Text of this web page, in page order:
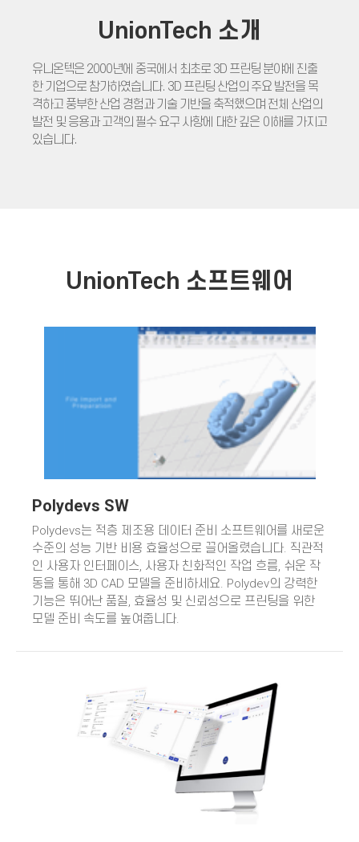
UnionTech 소개
유니온텍은 2000년에 중국에서 최초로 3D 프린팅 분야에 진출
한 기업으로 참가하였습니다. 3D 프린팅 산업의 주요 발전을 목
격하고 풍부한 산업 경험과 기술 기반을 축적했으며 전체 산업의
발전 및 응용과 고객의 필수 요구 사항에 대한 깊은 이해를 가지고
있습니다.
UnionTech 소프트웨어
Polydevs SW
Polydevs는 적층 제조용 데이터 준비 소프트웨어를 새로운
수준의 성능 기반 비용 효율성으로 끌어올렸습니다. 직관적
인 사용자 인터페이스, 사용자 친화적인 작업 흐름, 쉬운 작
동을 통해 3D CAD 모델을 준비하세요. Polydev의 강력한
기능은 뛰어난 품질, 효율성 및 신뢰성으로 프린팅을 위한
모델 준비 속도를 높여줍니다.